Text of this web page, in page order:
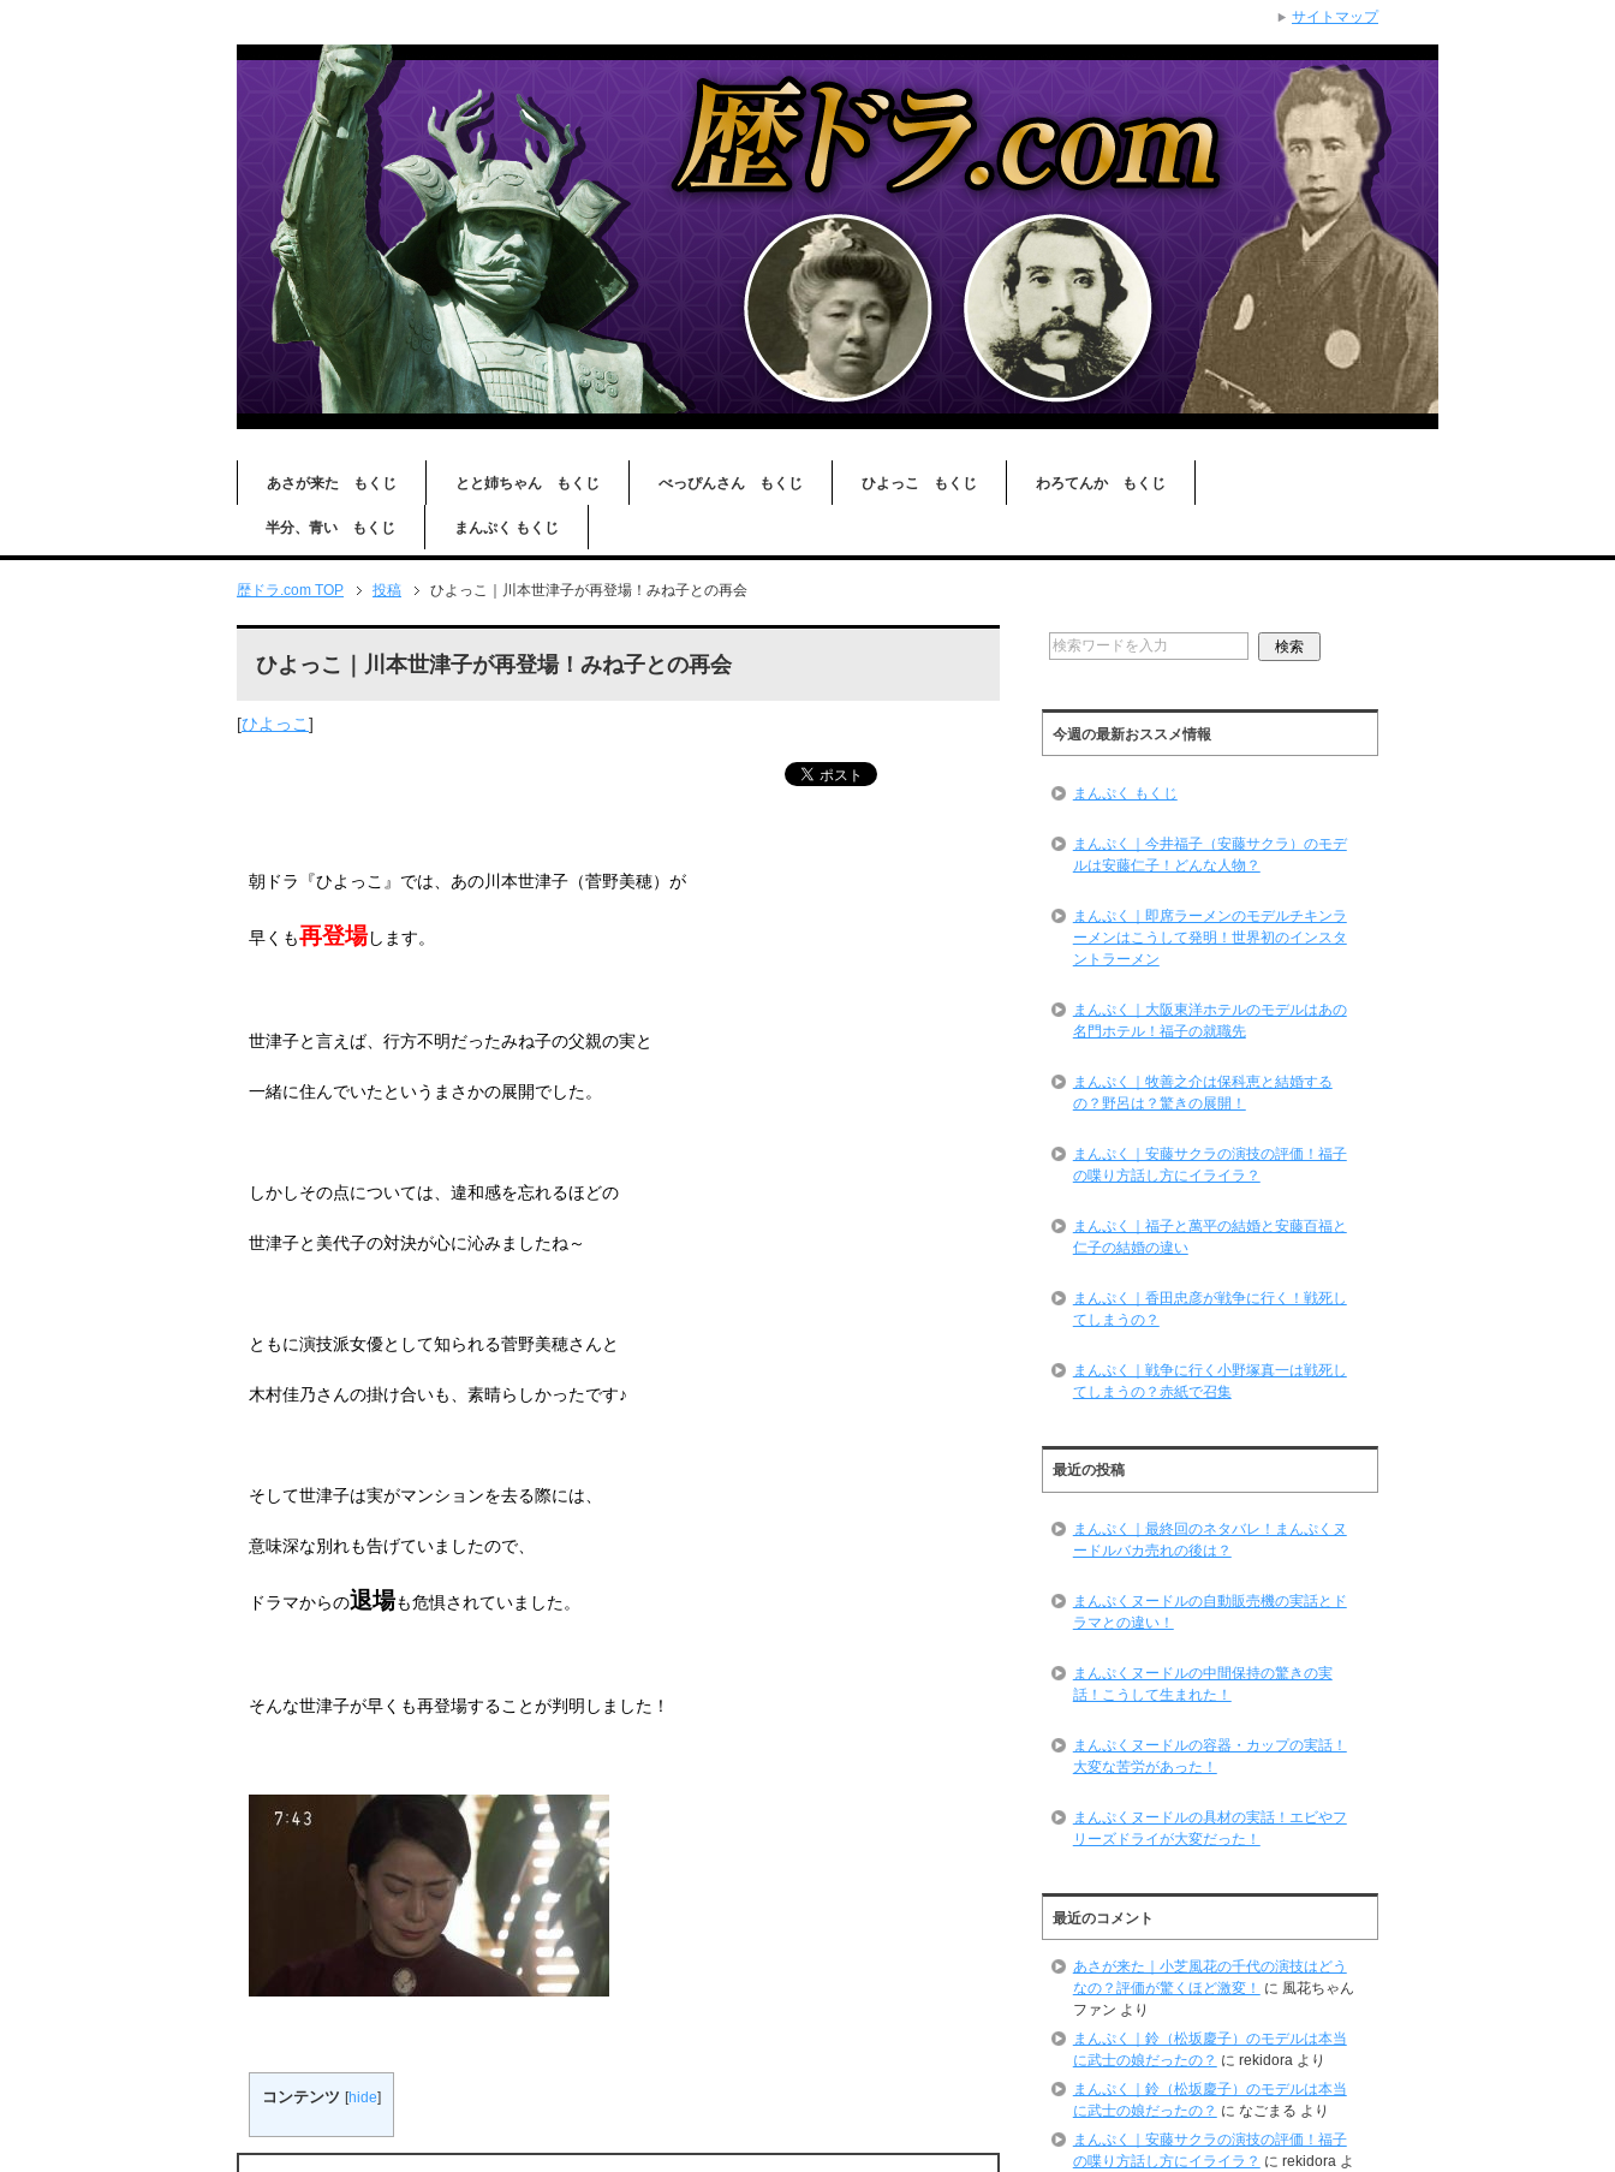
あさが来た もくじ とと姉ちゃん もくじ べっぴんさん もくじ ひよっこ もくじ わろてんか もくじ
半分、青い もくじ まんぷく もくじ
歴ドラ.com TOP 投稿 ひよっこ｜川本世津子が再登場！みね子との再会
ひよっこ｜川本世津子が再登場！みね子との再会
[ひよっこ ]
朝ドラ『ひよっこ』では、あの川本世津子（菅野美穂）が
早くも再登場します。
世津子と言えば、行方不明だったみね子の父親の実と
一緒に住んでいたというまさかの展開でした。
しかしその点については、違和感を忘れるほどの
世津子と美代子の対決が心に沁みましたね～
ともに演技派女優として知られる菅野美穂さんと
木村佳乃さんの掛け合いも、素晴らしかったです♪
そして世津子は実がマンションを去る際には、
意味深な別れも告げていましたので、
ドラマからの退場も危惧されていました。
そんな世津子が早くも再登場することが判明しました！
コンテンツ [hide]
今週の最新おススメ情報
まんぷく もくじ
まんぷく｜今井福子（安藤サクラ）のモデ
ルは安藤仁子！どんな人物？
まんぷく｜即席ラーメンのモデルチキンラ
ーメンはこうして発明！世界初のインスタ
ントラーメン
まんぷく｜大阪東洋ホテルのモデルはあの
名門ホテル！福子の就職先
まんぷく｜牧善之介は保科恵と結婚する
の？野呂は？驚きの展開！
まんぷく｜安藤サクラの演技の評価！福子
の喋り方話し方にイライラ？
まんぷく｜福子と萬平の結婚と安藤百福と
仁子の結婚の違い
まんぷく｜香田忠彦が戦争に行く！戦死し
てしまうの？
まんぷく｜戦争に行く小野塚真一は戦死し
てしまうの？赤紙で召集
最近の投稿
まんぷく｜最終回のネタバレ！まんぷくヌ
ードルバカ売れの後は？
まんぷくヌードルの自動販売機の実話とド
ラマとの違い！
まんぷくヌードルの中間保持の驚きの実
話！こうして生まれた！
まんぷくヌードルの容器・カップの実話！
大変な苦労があった！
まんぷくヌードルの具材の実話！エビやフ
リーズドライが大変だった！
最近のコメント
あさが来た｜小芝風花の千代の演技はどう
なの？評価が驚くほど激変！
に 風花ちゃん
ファン より
まんぷく｜鈴（松坂慶子）のモデルは本当
に武士の娘だったの？ に rekidora より
まんぷく｜鈴（松坂慶子）のモデルは本当
に武士の娘だったの？ に なごまる より
まんぷく｜安藤サクラの演技の評価！福子
の喋り方話し方にイライラ？ に rekidora よ
サイトマップ